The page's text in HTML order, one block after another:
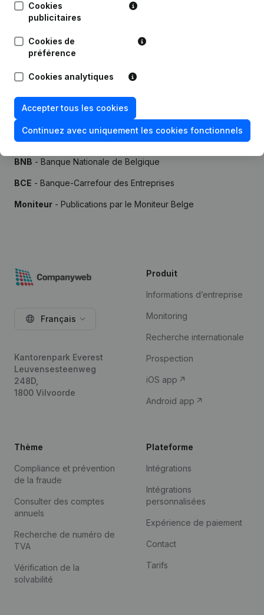
importants
Essayer gratuitement Découvrir plus
Essai gratuit de 7 jours, aucune carte de crédit requise.
Sources
BNB - Banque Nationale de Belgique
BCE - Banque-Carrefour des Entreprises
Moniteur - Publications par le Moniteur Belge
Cookies
publicitaires
Cookies de
préférence
Cookies analytiques
Accepter tous les cookies
Continuez avec uniquement les cookies fonctionnels
Français
Kantorenpark Everest
Leuvensesteenweg
248D,
1800 Vilvoorde
Produit
Informations d’entreprise
Monitoring
Recherche internationale
Prospection
iOS app
Android app
Thème
Compliance et prévention
de la fraude
Consulter des comptes
annuels
Recherche de numéro de
TVA
Vérification de la
solvabilité
Plateforme
Intégrations
Intégrations
personnalisées
Expérience de paiement
Contact
Tarifs